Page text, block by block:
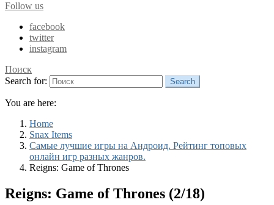
Follow us
facebook
twitter
instagram
Поиск
Search for:
Search
You are here:
Home
Snax Items
Самые лучшие игры на Андроид. Рейтинг топовых
онлайн игр разных жанров.
Reigns: Game of Thrones
Reigns: Game of Thrones (2/18)